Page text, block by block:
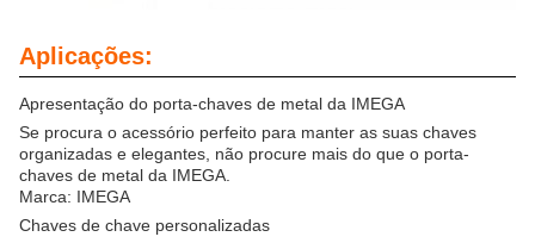
Aplicações:
Apresentação do porta-chaves de metal da IMEGA
Se procura o acessório perfeito para manter as suas chaves
organizadas e elegantes, não procure mais do que o porta-
chaves de metal da IMEGA.
Marca: IMEGA
Chaves de chave personalizadas